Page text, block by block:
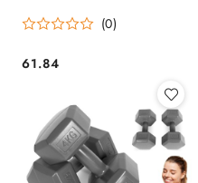
ModernHome (0)
Cena:
61.84